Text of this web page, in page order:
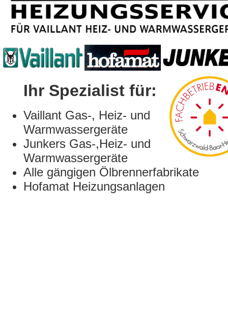
Ihr Spezialist für:
Vaillant Gas-, Heiz- und
Warmwassergeräte
Junkers Gas-,Heiz- und
Warmwassergeräte
Alle gängigen Ölbrennerfabrikate
Hofamat Heizungsanlagen